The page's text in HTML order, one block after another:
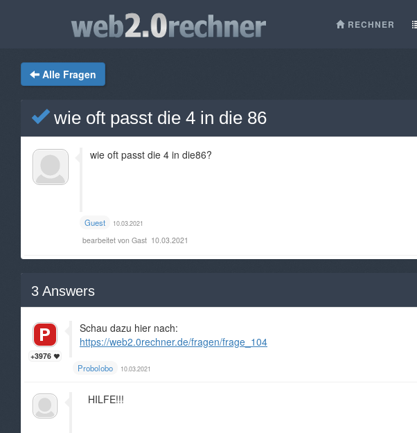
RECHNER
Alle Fragen
wie oft passt die 4 in die 86
wie oft passt die 4 in die86?
Guest 10.03.2021
bearbeitet von Gast 10.03.2021
3 Answers
+3976
Schau dazu hier nach:
https://web2.0rechner.de/fragen/frage_104
Probolobo 10.03.2021
HILFE!!!